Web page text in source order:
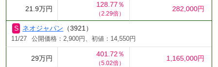
21.9万円
128.77％
（2.29倍）
282,000円
ネオジャパン （3921）
11/27 公開価格：2,900円、初値：14,550円
29万円
401.72％
（5.02倍）
1,165,000円